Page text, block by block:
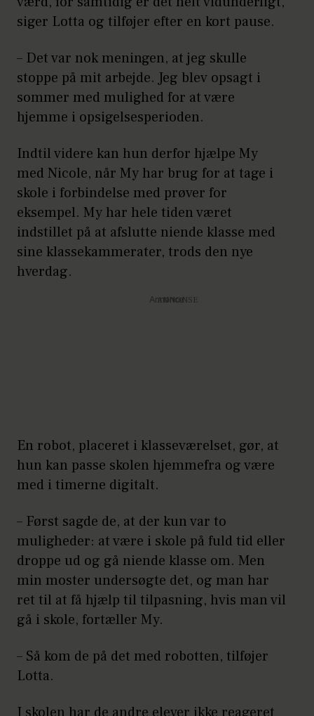
siger Lotta og tilføjer efter en kort pause.
– Det var nok meningen, at jeg skulle
stoppe på mit arbejde. Jeg blev opsagt i
sommer med mulighed for at være
hjemme i opsigelsesperioden.
Indtil videre kan hun derfor hjælpe My
med Nicole, når My har brug for at tage i
skole i forbindelse med prøver for
eksempel. My har hele tiden været
indstillet på at afslutte niende klasse med
sine klassekammerater, trods den nye
hverdag.
Annonce
En robot, placeret i klasseværelset, gør, at
hun kan passe skolen hjemmefra og være
med i timerne digitalt.
– Først sagde de, at der kun var to
muligheder: at være i skole på fuld tid eller
droppe ud og gå niende klasse om. Men
min moster undersøgte det, og man har
ret til at få hjælp til tilpasning, hvis man vil
gå i skole, fortæller My.
– Så kom de på det med robotten, tilføjer
Lotta.